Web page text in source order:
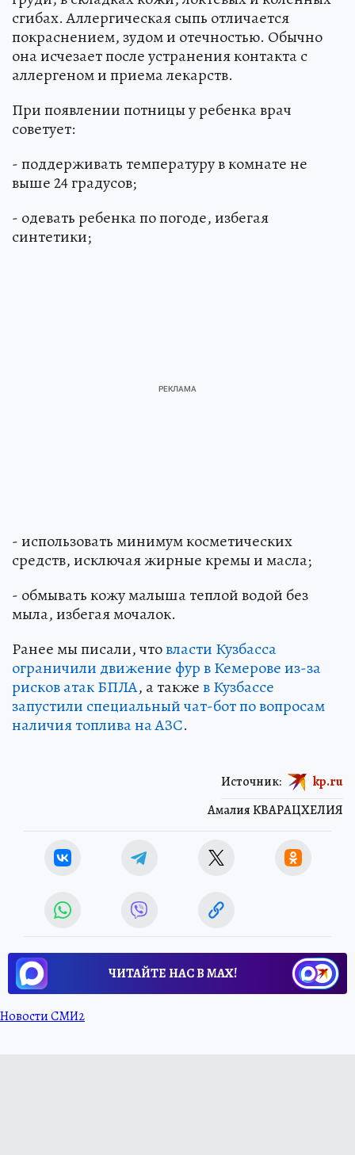
сгибах. Аллергическая сыпь отличается
покраснением, зудом и отечностью. Обычно
она исчезает после устранения контакта с
аллергеном и приема лекарств.
При появлении потницы у ребенка врач
советует:
- поддерживать температуру в комнате не
выше 24 градусов;
- одевать ребенка по погоде, избегая
синтетики;
- использовать минимум косметических
средств, исключая жирные кремы и масла;
- обмывать кожу малыша теплой водой без
мыла, избегая мочалок.
Ранее мы писали, чтовласти Кузбасса
ограничили движение фур в Кемерове из-за
рисков атак БПЛА, а такжев Кузбассе
запустили специальный чат-бот по вопросам
наличия топлива на АЗС.
Амалия КВАРАЦХЕЛИЯ
Источник: kp.ru
ЧИТАЙТЕ НАС В МАХ!
Новости СМИ2